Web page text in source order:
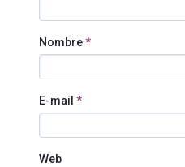
Nombre*
E-mail *
Web